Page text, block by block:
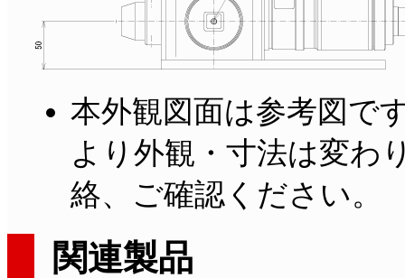
本外観図面は参考図で
より外観・寸法は変わ
絡、ご確認ください。
関連製品